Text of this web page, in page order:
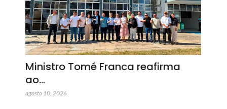
Ministro Tomé Franca reafirma
ao…
agosto 10, 2026